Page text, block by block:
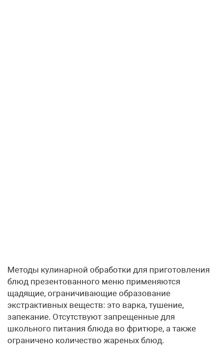
Методы кулинарной обработки для приготовления
блюд презентованного меню применяются
щадящие, ограничивающие образование
экстрактивных веществ: это варка, тушение,
запекание. Отсутствуют запрещенные для
школьного питания блюда во фритюре, а также
ограничено количество жареных блюд.